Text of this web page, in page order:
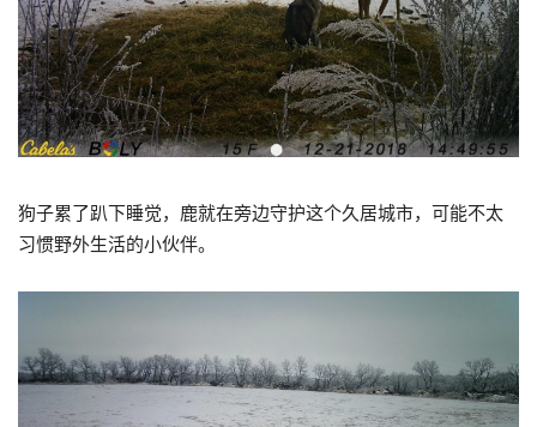
狗子累了趴下睡觉，鹿就在旁边守护这个久居城市，可能不太
习惯野外生活的小伙伴。